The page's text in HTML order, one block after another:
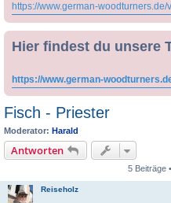
https://www.german-
Hier findest du unsere
https://www.german-
Fisch - Priester
Moderator: Harald
Antworten
5 Beiträge
Reiseholz